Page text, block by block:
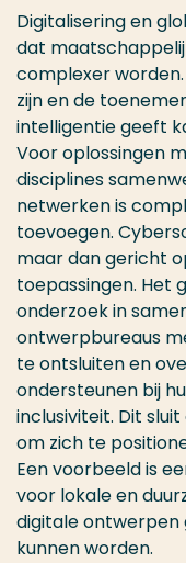
Digitalisering en
dat
complexer
zijn en de
intelligentie geeft
Voor oplossingen
disciplines
netwerken is
toevoegen.
maar dan gericht
toepassingen. Het
onderzoek in
ontwerpbureaus
te ontsluiten en
ondersteunen bij
inclusiviteit. Dit
om zich te
Een voorbeeld is
voor lokale en
digitale
kunnen worden.